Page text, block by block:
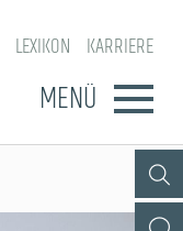
LEXIKON KARRIERE
MENÜ